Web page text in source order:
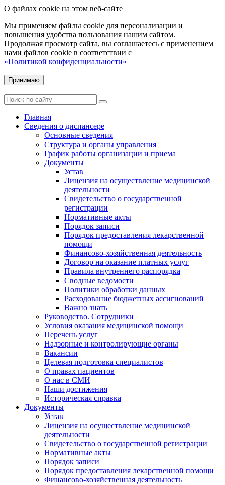
О файлах cookie на этом веб-сайте
Мы применяем файлы cookie для персонализации и
повышения удобства пользования нашим сайтом.
Продолжая просмотр сайта, вы соглашаетесь с применением
нами файлов cookie в соответствии с
«Политикой конфиденциальности»
Принимаю
Главная
Сведения о диспансере
Основные сведения
Структура и органы управления
График работы организации и приема
Документы
Устав
Лицензия на осуществление медицинской
деятельности
Свидетельство о государственной
регистрации
Нормативные акты
Порядок записи
Порядок предоставления лекарственной
помощи
Финансово-хозяйственная деятельность
Договор на оказание платных услуг
Правила внутреннего распорядка
Сводные ведомости
Политики обработки данных
Расходование бюджетных ассигнований
Важно знать
Руководство. Сотрудники
Условия оказания медицинской помощи
Перечень услуг
Надзорные и контролирующие органы
Вакансии
Целевая подготовка специалистов
О правах пациентов
О нас в СМИ
Наши достижения
Историческая справка
Документы
Устав
Лицензия на осуществление медицинской
деятельности
Свидетельство о государственной регистрации
Нормативные акты
Порядок записи
Порядок предоставления лекарственной помощи
Финансово-хозяйственная деятельность